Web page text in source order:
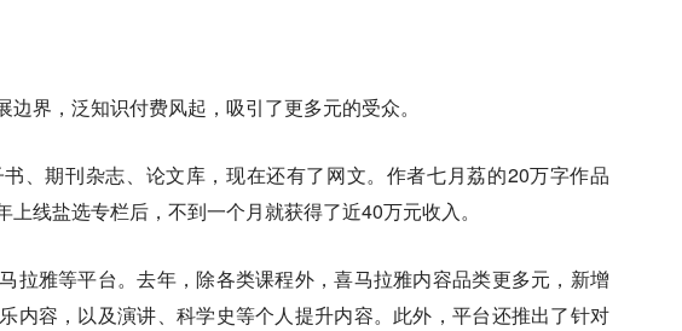
界，泛知识付费风起，吸引了更多元的受众。
、期刊杂志、论文库，现在还有了网文。作者七月荔的20万字作品
上线盐选专栏后，不到一个月就获得了近40万元收入。
拉雅等平台。去年，除各类课程外，喜马拉雅内容品类更多元，新增
内容，以及演讲、科学史等个人提升内容。此外，平台还推出了针对